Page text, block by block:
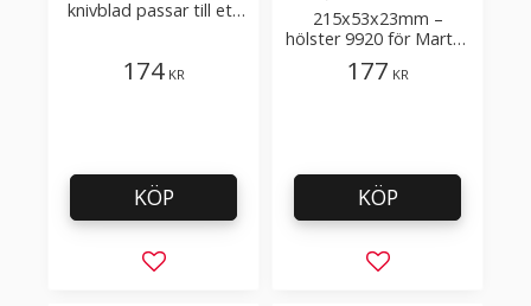
knivblad passar till ett
174 KR
Lägg till i favoriter
KÖP
215x53x23mm –
hölster 9920 för Martor
säkerhetsknivar
177 KR
Lägg till i
KÖP